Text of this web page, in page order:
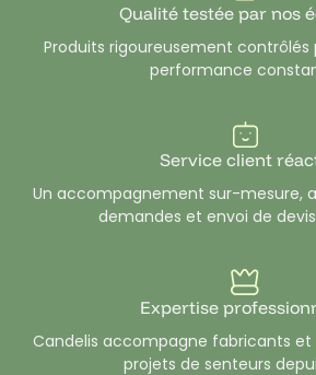
Qualité testée par nos
Produits rigoureusement contrôlés
performance
Service client
Un accompagnement sur-mesure,
demandes et envoi de
Expertise
Candelis accompagne fabricants et
projets de senteurs